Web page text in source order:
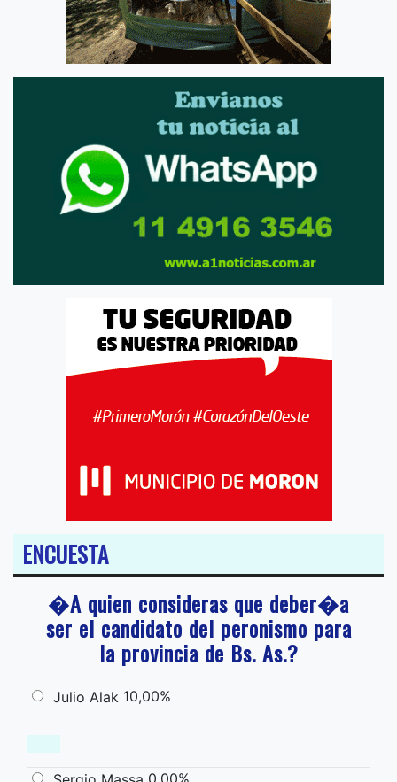
ENCUESTA
�A quien consideras que deber�a
ser el candidato del peronismo para
la provincia de Bs. As.?
Julio Alak 10,00%